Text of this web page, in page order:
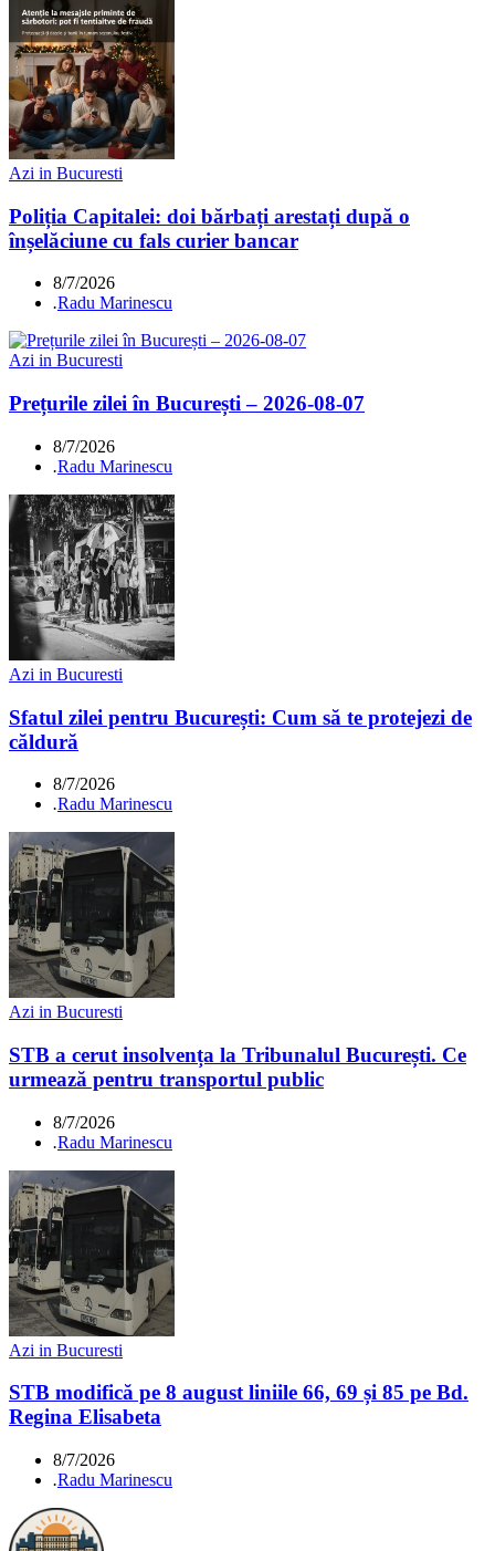
Azi in Bucuresti
Poliția Capitalei: doi bărbați arestați după o
înșelăciune cu fals curier bancar
8/7/2026
.Radu Marinescu
Azi in Bucuresti
Prețurile zilei în București – 2026-08-07
8/7/2026
.Radu Marinescu
Azi in Bucuresti
Sfatul zilei pentru București: Cum să te protejezi de
căldură
8/7/2026
.Radu Marinescu
Azi in Bucuresti
STB a cerut insolvența la Tribunalul București. Ce
urmează pentru transportul public
8/7/2026
.Radu Marinescu
Azi in Bucuresti
STB modifică pe 8 august liniile 66, 69 și 85 pe Bd.
Regina Elisabeta
8/7/2026
.Radu Marinescu